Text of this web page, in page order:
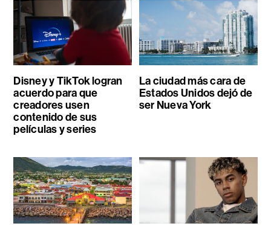
Disney y TikTok logran
acuerdo para que
creadores usen
contenido de sus
películas y series
La ciudad más cara de
Estados Unidos dejó de
ser Nueva York